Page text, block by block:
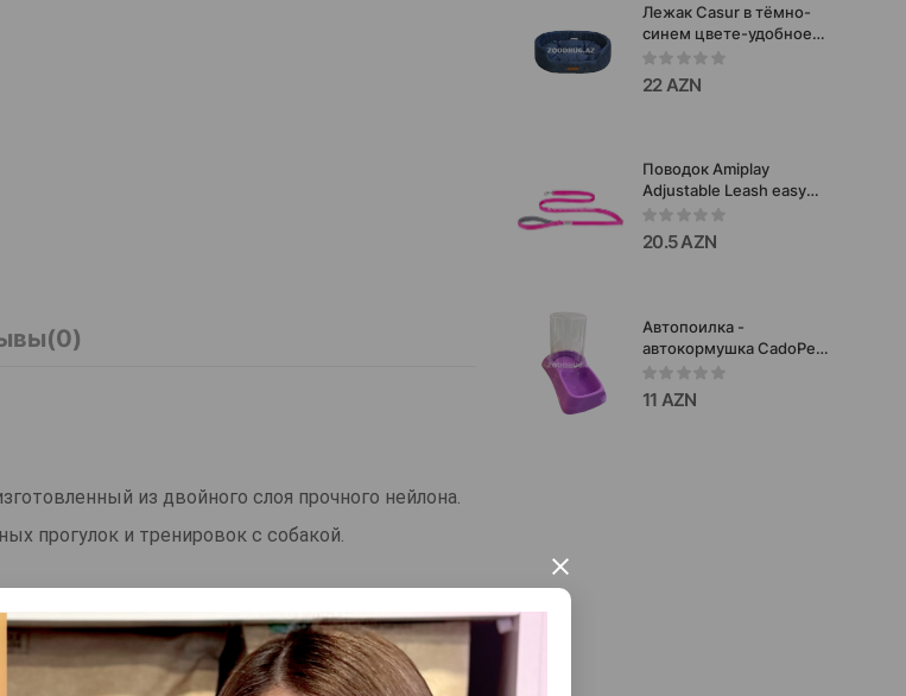
×
из двойного слоя прочного нейлона.
прогулок и тренировок с собакой.
не натирает кожу рук при длительном
рюкзаке, что обеспечивает дополнительный
Лежак Casur в тёмно-
синем цвете-удобное
место для отдыха кошек
и собак мелких
45x35xh13см.#4020013
22 AZN
Поводок Amiplay
Adjustable Leash easy
fix. Цвет: Розовый.
Размер: S. Длина: 160-
300x1.5 см.
20.5 AZN
Автопоилка -
автокормушка CadoPet
Water Bowl для собак и
кошек. Цвет
фиолетовый . Объем
11 AZN